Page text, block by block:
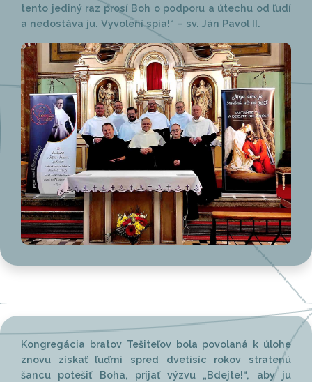
tento jediný raz prosí Boh o podporu a útechu od ľudí
a nedostáva ju. Vyvolení spia!“ – sv. Ján Pavol II.
Kongregácia bratov Tešiteľov bola povolaná k úlohe
znovu získať ľuďmi spred dvetisíc rokov stratenú
šancu potešiť Boha, prijať výzvu „Bdejte!“, aby ju